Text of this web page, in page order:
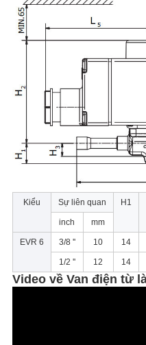
Kiểu Sự liên quan H1
inch mm
EVR 6 3/8 '' 10 14
1/2 '' 12 14
Video về Van điện từ